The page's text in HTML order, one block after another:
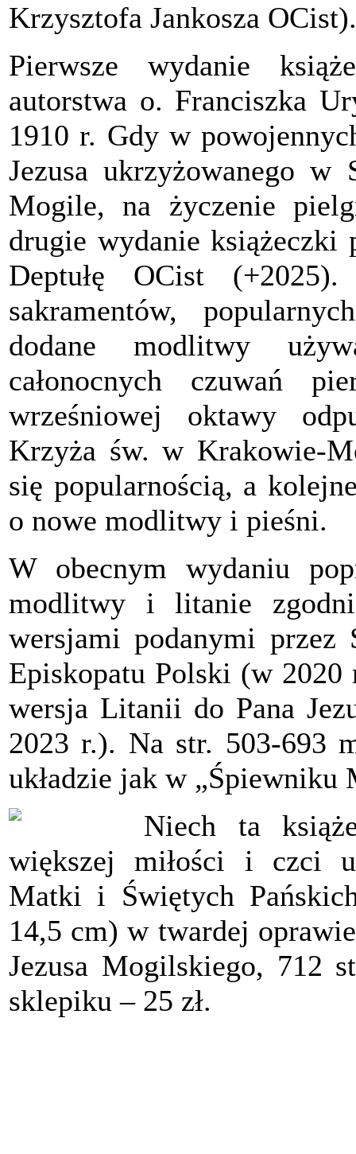
Krzysztofa Jankosza OCist).
Pierwsze wydanie
autorstwa o. Franciszka
1910 r. Gdy w
Jezusa ukrzyżowanego
Mogile, na życzenie
drugie wydanie książeczki
Deptułę OCist
sakramentów,
dodane modlitwy
całonocnych czuwań
wrześniowej oktawy
Krzyża św. w Krakowie-
się popularnością, a
o nowe modlitwy i pieśni.
W obecnym wydaniu
modlitwy i litanie
wersjami podanymi przez
Episkopatu Polski (w 2020
wersja Litanii do Pana
2023 r.). Na str. 503-693
układzie jak w „Śpiewniku
Niech ta
większej miłości i czci
Matki i Świętych
14,5 cm) w twardej
Jezusa Mogilskiego, 712
sklepiku – 25 zł.